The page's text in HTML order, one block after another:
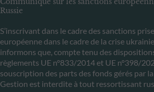
Russie
S’inscrivant dans le cadre des sanctions
européenne dans le cadre de la crise
informons que, compte tenu des
règlements UE n°833/2014 et UE n°398/
souscription des parts des fonds gérés par
Gestion est interdite à tout ressortissant